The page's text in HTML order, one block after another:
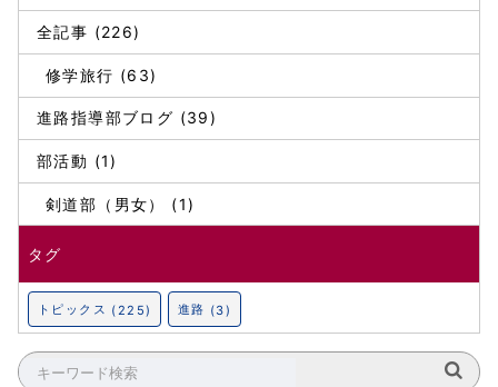
全記事 (226)
修学旅行 (63)
進路指導部ブログ (39)
部活動 (1)
剣道部（男女） (1)
タグ
トピックス (225) 進路 (3)